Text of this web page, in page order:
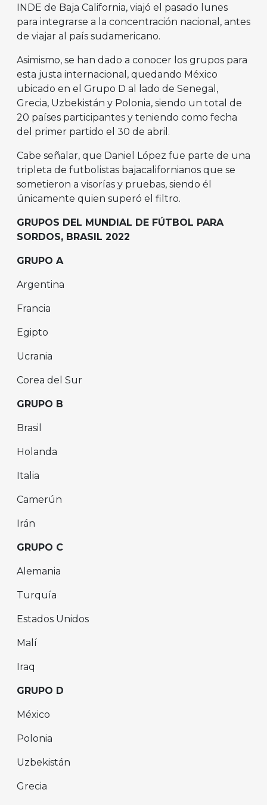
INDE de Baja California, viajó el pasado lunes
para integrarse a la concentración nacional, antes
de viajar al país sudamericano.
Asimismo, se han dado a conocer los grupos para
esta justa internacional, quedando México
ubicado en el Grupo D al lado de Senegal,
Grecia, Uzbekistán y Polonia, siendo un total de
20 países participantes y teniendo como fecha
del primer partido el 30 de abril.
Cabe señalar, que Daniel López fue parte de una
tripleta de futbolistas bajacalifornianos que se
sometieron a visorías y pruebas, siendo él
únicamente quien superó el filtro.
GRUPOS DEL MUNDIAL DE FÚTBOL PARA
SORDOS, BRASIL 2022
GRUPO A
Argentina
Francia
Egipto
Ucrania
Corea del Sur
GRUPO B
Brasil
Holanda
Italia
Camerún
Irán
GRUPO C
Alemania
Turquía
Estados Unidos
Malí
Iraq
GRUPO D
México
Polonia
Uzbekistán
Grecia